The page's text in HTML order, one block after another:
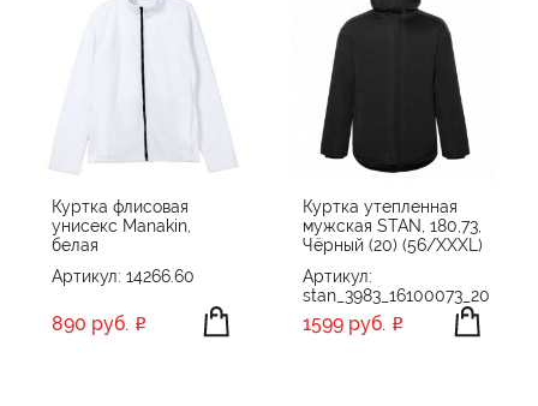
Куртка флисовая
унисекс Manakin,
белая
Артикул: 14266.60
890 руб.
Куртка утепленная
мужская STAN, 180,73,
Чёрный (20) (56/XXXL)
Артикул:
stan_3983_16100073_20
1599 руб.